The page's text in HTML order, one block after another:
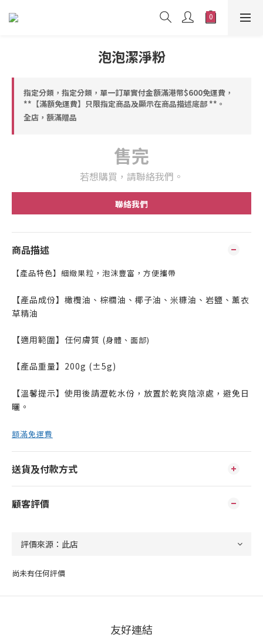
泡泡潔淨粉
指定分類，指定分類，單一訂單實付金額滿港幣$600免運費，
**【滿額免運費】只限指定商品及顯示在商品描述底部 **。
全店，額滿贈品
售完
若想購買，請聯絡我們。
聯絡我們
商品描述
【產品特色】細緻果粒，泡沫豐富，方便攜帶
【產品成份】橄欖油、棕櫚油、椰子油、米糠油、岩鹽、薰衣
草精油
【適用範圍】任何膚質 (身體、面部)
【產品重量】200g (±5g)
【溫馨提示】使用後請瀝乾水份，放置於乾爽陰涼處，避免日
曬。
額滿免運費
送貨及付款方式
顧客評價
尚未有任何評價
友好連結